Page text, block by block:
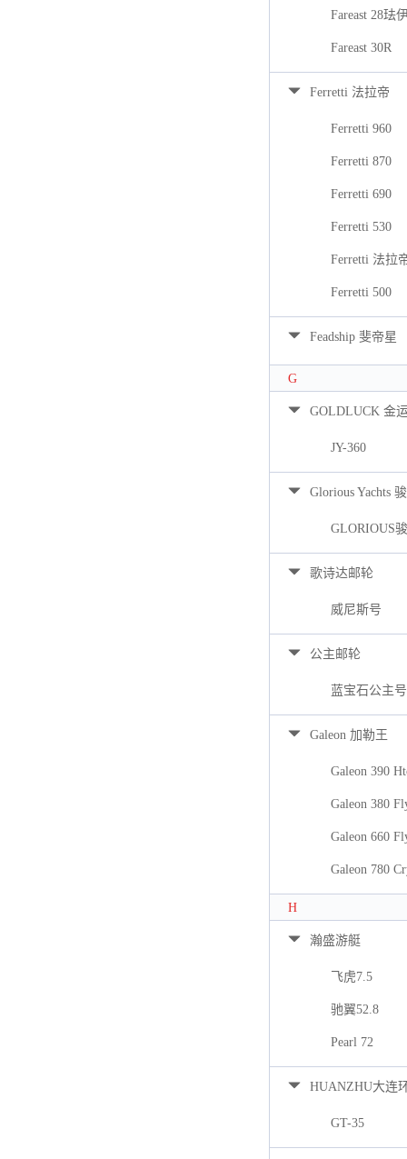
Fareast 28珐
Fareast 30R
Ferretti 法拉帝
Ferretti 960
Ferretti 870
Ferretti 690
Ferretti 530
Ferretti 法拉
Ferretti 500
Feadship 斐帝星
G
GOLDLUCK 金
JY-360
Glorious Yachts
GLORIOUS
歌诗达邮轮
威尼斯号
公主邮轮
蓝宝石公主号
Galeon 加勒王
Galeon 390
Galeon 380
Galeon 660
Galeon 780
H
瀚盛游艇
飞虎7.5
驰翼52.8
Pearl 72
HUANZHU大连
GT-35